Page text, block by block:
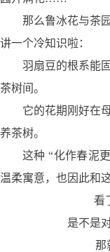
那么鲁冰花与茶
讲一个冷知识啦：
羽扇豆的根系能
茶树间。
它的花期刚好在
养茶树。
这种 “化作春泥
温柔寓意，也因此和
看
是不是
那